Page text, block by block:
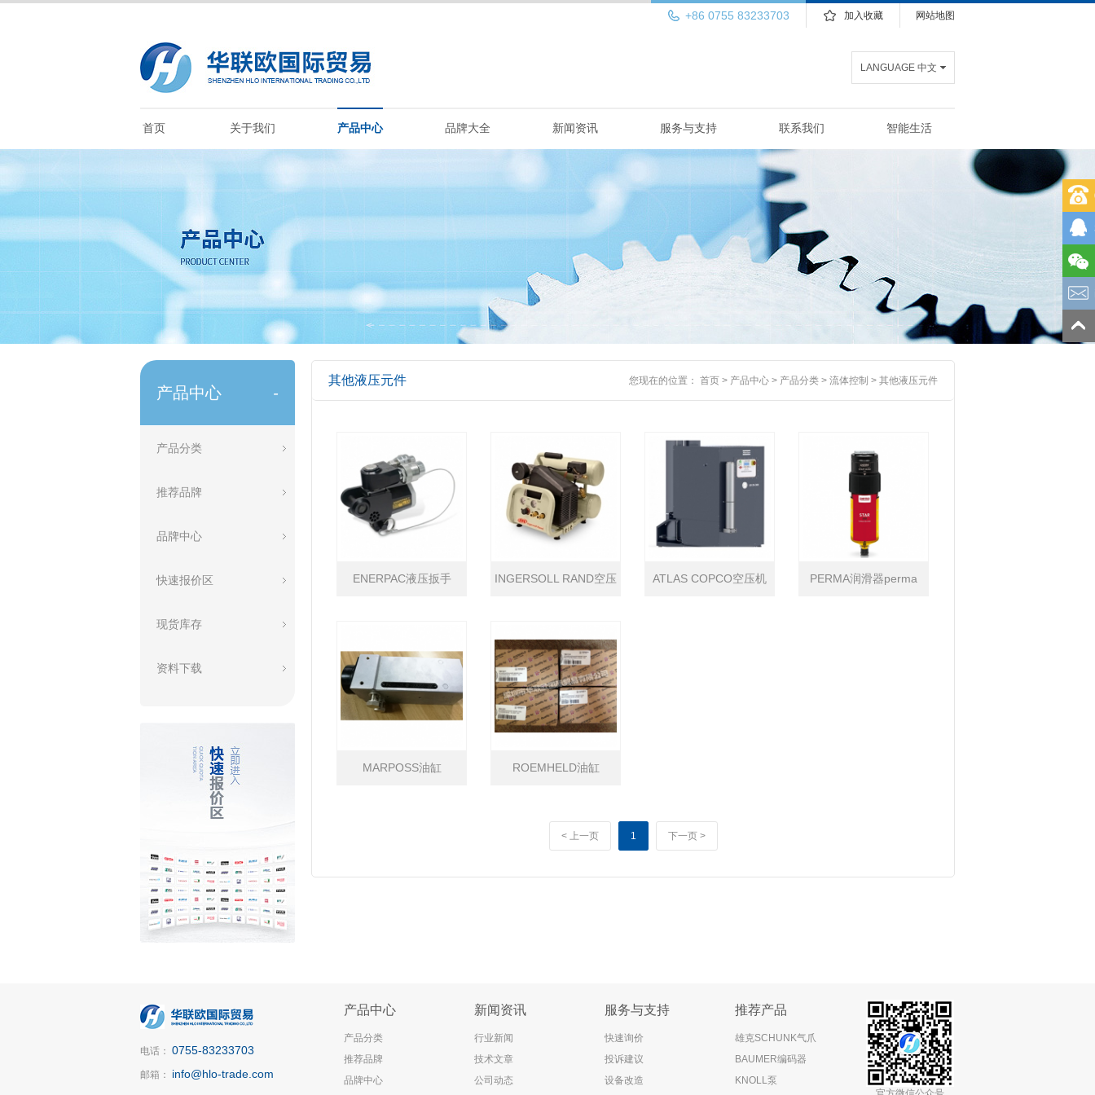
网站地图
加入收藏
+86 0755 83233703
LANGUAGE 中文
首页 关于我们 产品中心 品牌大全 新闻资讯 服务与支持 联系我们 智能生活
产品中心 -
产品分类
推荐品牌
品牌中心
快速报价区
现货库存
资料下载
其他液压元件 您现在的位置： 首页 > 产品中心 > 产品分类 > 流体控制 > 其他液压元件
ENERPAC液压扳手 INGERSOLL RAND空压 ATLAS COPCO空压机 PERMA润滑器perma
MARPOSS油缸 ROEMHELD油缸
< 上一页 1 下一页 >
电话： 0755-83233703
邮箱： info@hlo-trade.com
产品中心
产品分类
推荐品牌
品牌中心
新闻资讯
行业新闻
技术文章
公司动态
服务与支持
快速询价
投诉建议
设备改造
推荐产品
雄克SCHUNK气爪
BAUMER编码器
KNOLL泵